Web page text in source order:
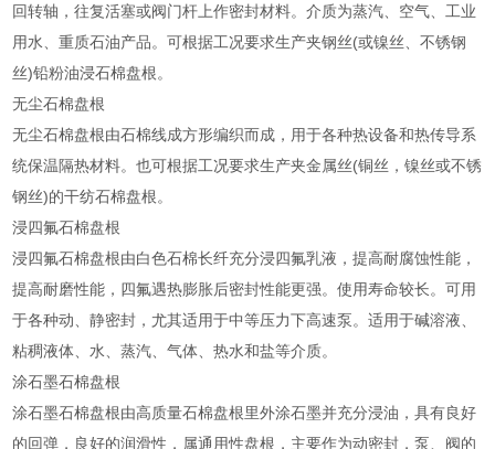
回转轴，往复活塞或阀门杆上作密封材料。介质为蒸汽、空气、工业
用水、重质石油产品。可根据工况要求生产夹钢丝(或镍丝、不锈钢
丝)铅粉油浸石棉盘根。
无尘石棉盘根
无尘石棉盘根由石棉线成方形编织而成，用于各种热设备和热传导系
统保温隔热材料。也可根据工况要求生产夹金属丝(铜丝，镍丝或不锈
钢丝)的干纺石棉盘根。
浸四氟石棉盘根
浸四氟石棉盘根由白色石棉长纤充分浸四氟乳液，提高耐腐蚀性能，
提高耐磨性能，四氟遇热膨胀后密封性能更强。使用寿命较长。可用
于各种动、静密封，尤其适用于中等压力下高速泵。适用于碱溶液、
粘稠液体、水、蒸汽、气体、热水和盐等介质。
涂石墨石棉盘根
涂石墨石棉盘根由高质量石棉盘根里外涂石墨并充分浸油，具有良好
的回弹，良好的润滑性，属通用性盘根，主要作为动密封，泵、阀的